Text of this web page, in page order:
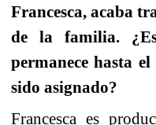
Francesca, acaba
de la familia.
permanece hasta
sido asignado?
Francesca es